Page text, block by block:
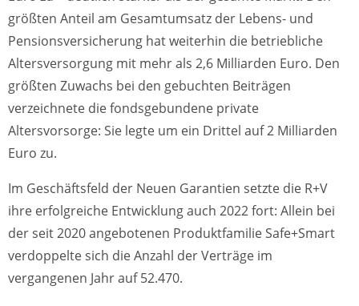
größten Anteil am Gesamtumsatz der Lebens- und
Pensionsversicherung hat weiterhin die betriebliche
Altersversorgung mit mehr als 2,6 Milliarden Euro. Den
größten Zuwachs bei den gebuchten Beiträgen
verzeichnete die fondsgebundene private
Altersvorsorge: Sie legte um ein Drittel auf 2 Milliarden
Euro zu.
Im Geschäftsfeld der Neuen Garantien setzte die R+V
ihre erfolgreiche Entwicklung auch 2022 fort: Allein bei
der seit 2020 angebotenen Produktfamilie Safe+Smart
verdoppelte sich die Anzahl der Verträge im
vergangenen Jahr auf 52.470.